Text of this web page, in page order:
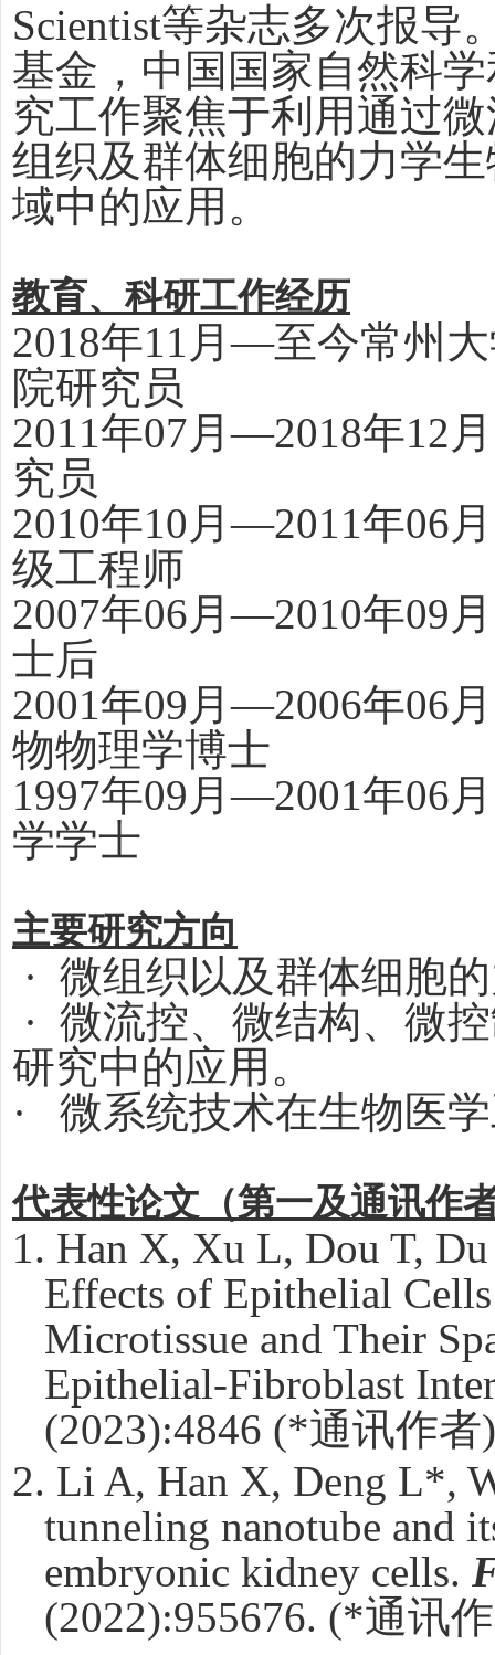
Scientist等杂志多次报导
基金，中国国家自然科
究工作聚焦于利用通过
组织及群体细胞的力学
域中的应用。
教育、科研工作经历
2018年11月—至今常州
院研究员
2011年07月—2018年12
究员
2010年10月—2011年06
级工程师
2007年06月—2010年09
士后
2001年09月—2006年06
物物理学博士
1997年09月—2001年06
学学士
主要研究方向
· 微组织以及群体细胞
· 微流控、微结构、微
研究中的应用。
·
微系统技术在生物医
代表性论文（第一及通讯作
1. Han X, Xu L, Dou T,
Effects of Epithelial
Microtissue and Their
Epithelial-Fibroblast
(2023):4846 (*通讯作者)
2. Li A, Han X, Deng L*,
tunneling nanotube and
embryonic kidney cells.
(2022):955676. (*通讯